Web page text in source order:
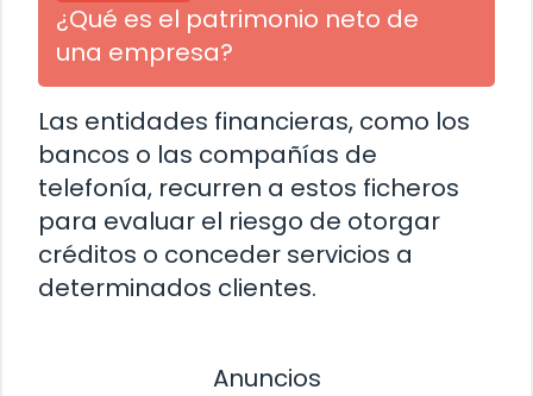
¿Qué es el patrimonio neto de
una empresa?
Las entidades financieras, como los
bancos o las compañías de
telefonía, recurren a estos ficheros
para evaluar el riesgo de otorgar
créditos o conceder servicios a
determinados clientes.
Anuncios